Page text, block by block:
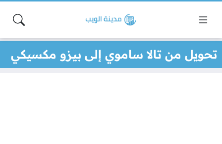
تحويل من تالا ساموي إلى بيزو مكسيكي